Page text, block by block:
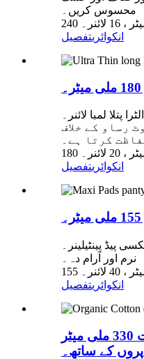
محسوس کریں۔
لائنر۔
انکوائریتفصیل
الٹرا پتلا لمبا لائنر۔
رساو کے خلاف
کرتا ہے۔
لائنر۔
انکوائریتفصیل
پیڈ پینٹیلینر۔
نرم اور آرام دہ۔
لائنر۔
انکوائریتفصیل
نامیاتی کپاس راتوں رات 330 ملی میٹر
پروں کے ساتھ۔